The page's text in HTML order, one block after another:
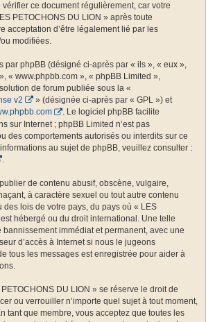
ce document régulièrement, car votre
PETOCHONS DU LION » après toute
acceptation d’être légalement lié par les
modifiées.
par phpBB (désigné ci-après par « ils », « eux »,
« www.phpbb.com », « phpBB Limited »,
de forum publiée sous la «
v2
» (désignée ci-après par « GPL ») et
. Le logiciel phpBB facilite
sur Internet ; phpBB Limited n’est pas
des comportements autorisés ou interdits sur ce
au sujet de phpBB, veuillez consulter :
de contenu abusif, obscène, vulgaire,
à caractère sexuel ou tout autre contenu
des lois de votre pays, du pays où « LES
hébergé ou du droit international. Une telle
immédiat et permanent, avec une
d’accès à Internet si nous le jugeons
tous les messages est enregistrée pour aider à
DU LION » se réserve le droit de
ou verrouiller n’importe quel sujet à tout moment,
tant que membre, vous acceptez que toutes les